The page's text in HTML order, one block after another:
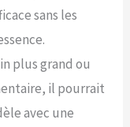
sans les
plus grand ou
il pourrait
avec une